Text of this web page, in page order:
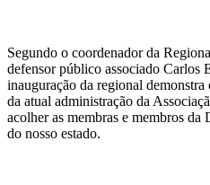
Segundo o coordenador da
defensor público associado Carlos
inauguração da regional
da atual administração da
acolher as membras e membros
do nosso estado.